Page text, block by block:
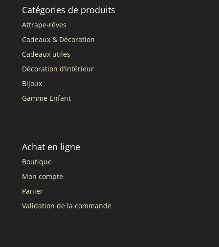
Catégories de produits
Attrape-rêves
Cadeaux & Décoration
Cadeaux utiles
Décoration d’intérieur
Bijoux
Gamme Enfant
Achat en ligne
Boutique
Mon compte
Panier
Validation de la commande